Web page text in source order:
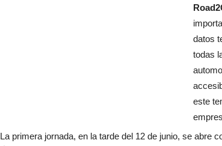
datos
todas
este
La primera jornada, en la tarde del 12 de junio, se abre